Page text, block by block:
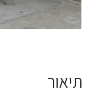
תיאור